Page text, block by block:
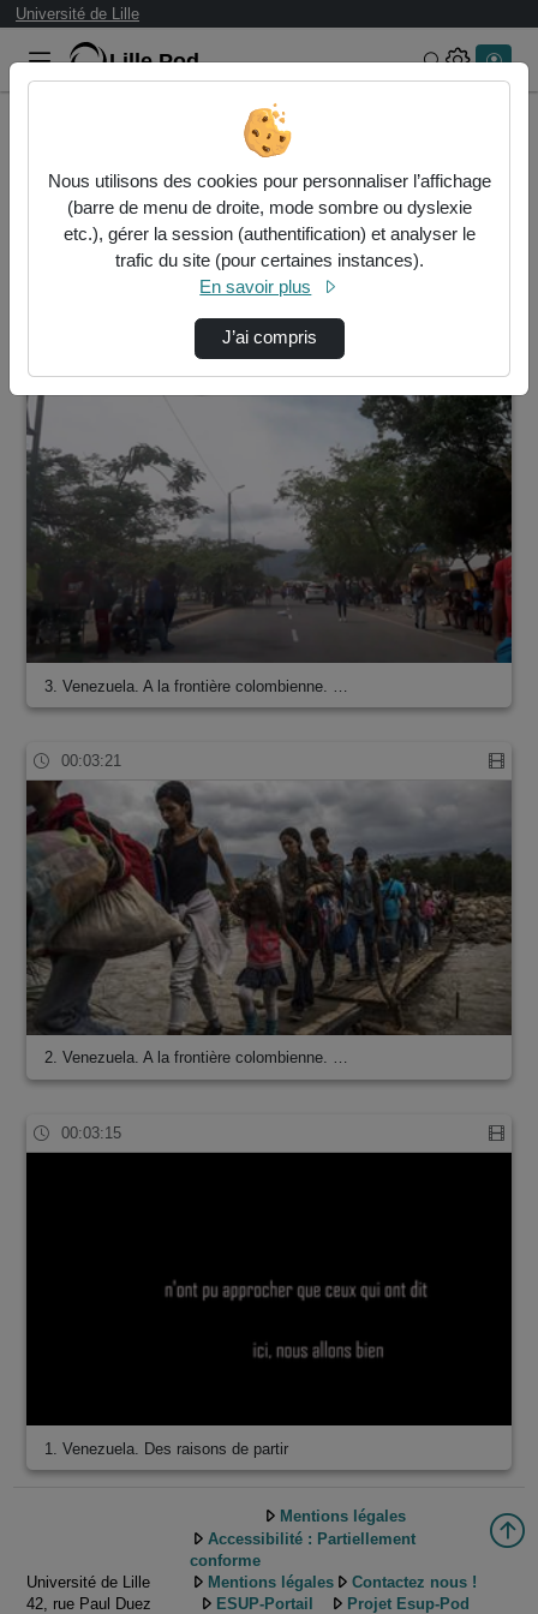
Université de Lille
Lille.Pod Rechercher
3 vidéos trouvées
Vidéo Statistiques de vues
3. Venezuela. A la frontière colombienne. …
00:03:21
2. Venezuela. A la frontière colombienne. …
00:03:15
1. Venezuela. Des raisons de partir
Université de Lille
42, rue Paul Duez
Mentions légales
Accessibilité : Partiellement
conforme
Mentions légales
Contactez nous !
ESUP-Portail
Projet Esup-Pod
Nous utilisons des cookies pour personnaliser l’affichage
(barre de menu de droite, mode sombre ou dyslexie
etc.), gérer la session (authentification) et analyser le
trafic du site (pour certaines instances).
En savoir plus
J’ai compris